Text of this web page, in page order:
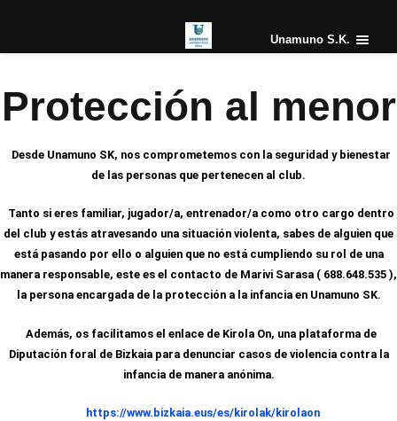
content
Protección al menor
Desde Unamuno SK, nos comprometemos con la seguridad y bienestar
de las personas que pertenecen al club.
Tanto si eres familiar, jugador/a, entrenador/a como otro cargo dentro
del club y estás atravesando una situación violenta, sabes de alguien que
está pasando por ello o alguien que no está cumpliendo su rol de una
manera responsable, este es el contacto de Marivi Sarasa ( 688.648.535 ),
la persona encargada de la protección a la infancia en Unamuno SK.
Además, os facilitamos el enlace de Kirola On, una plataforma de
Diputación foral de Bizkaia para denunciar casos de violencia contra la
infancia de manera anónima.
https://www.bizkaia.eus/es/kirolak/kirolaon
Unamuno S.K.